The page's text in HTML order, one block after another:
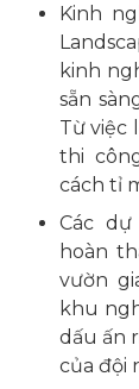
Kinh
kinh
sẵn
Từ việc
thi
cách tỉ
Các dự
hoàn
vườn
khu
dấu ấn
của đội